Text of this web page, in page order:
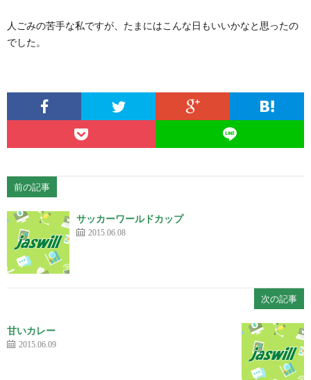
人ごみの苦手な私ですが、たまにはこんな日もいいかなと思ったの
でした。
前の記事
サッカーワールドカップ
2015.06.08
次の記事
甘いカレー
2015.06.09